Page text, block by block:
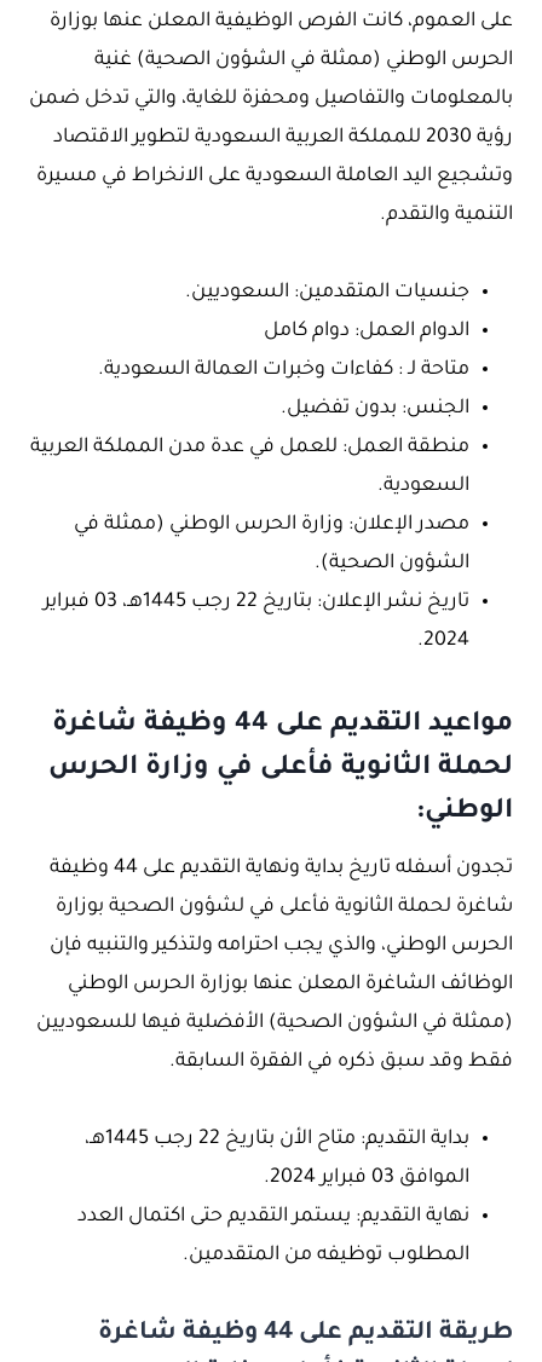
على العموم، كانت الفرص الوظيفية المعلن عنها بوزارة
الحرس الوطني (ممثلة في الشؤون الصحية) غنية
بالمعلومات والتفاصيل ومحفزة للغاية، والتي تدخل ضمن
رؤية 2030 للمملكة العربية السعودية لتطوير الاقتصاد
وتشجيع اليد العاملة السعودية على الانخراط في مسيرة
التنمية والتقدم.
جنسيات المتقدمين: السعوديين.
الدوام العمل: دوام كامل
متاحة لـ : كفاءات وخبرات العمالة السعودية.
الجنس: بدون تفضيل.
منطقة العمل: للعمل في عدة مدن المملكة العربية
السعودية.
مصدر الإعلان: وزارة الحرس الوطني (ممثلة في
الشؤون الصحية).
تاريخ نشر الإعلان: بتاريخ 22 رجب 1445هـ، 03 فبراير
2024.
مواعيد التقديم على 44 وظيفة شاغرة
لحملة الثانوية فأعلى في وزارة الحرس
الوطني:
تجدون أسفله تاريخ بداية ونهاية التقديم على 44 وظيفة
شاغرة لحملة الثانوية فأعلى في لشؤون الصحية بوزارة
الحرس الوطني، والذي يجب احترامه ولتذكير والتنبيه فإن
الوظائف الشاغرة المعلن عنها بوزارة الحرس الوطني
(ممثلة في الشؤون الصحية) الأفضلية فيها للسعوديين
فقط وقد سبق ذكره في الفقرة السابقة.
بداية التقديم: متاح الأن بتاريخ 22 رجب 1445هـ،
الموافق 03 فبراير 2024.
نهاية التقديم: يستمر التقديم حتى اكتمال العدد
المطلوب توظيفه من المتقدمين.
طريقة التقديم على 44 وظيفة شاغرة